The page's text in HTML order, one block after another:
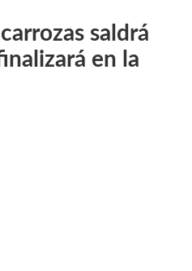
saldrá
en la